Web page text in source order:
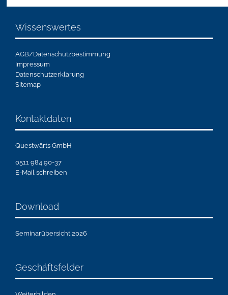
Wissenswertes
AGB/Datenschutzbestimmung
Impressum
Datenschutzerklärung
Sitemap
Kontaktdaten
Questwärts GmbH
0511 984 90-37
E-Mail schreiben
Download
Seminarübersicht 2026
Geschäftsfelder